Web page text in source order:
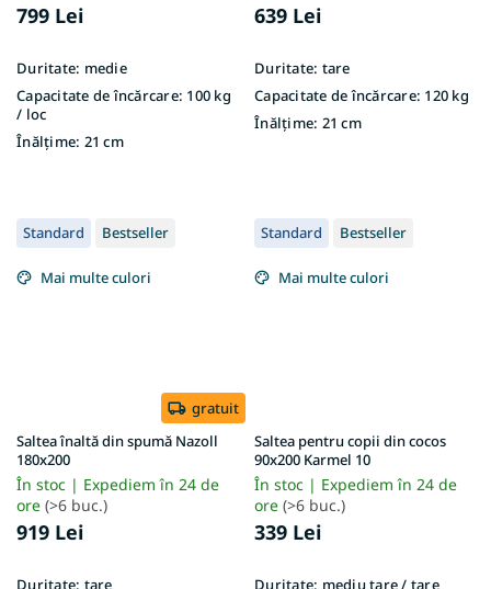
799 Lei
Duritate: medie
Capacitate de încărcare: 100 kg
/ loc
Înălțime: 21 cm
639 Lei
Duritate: tare
Capacitate de încărcare: 120 kg
Înălțime: 21 cm
Standard Bestseller
Mai multe culori
gratuit
Saltea înaltă din spumă Nazoll
180x200
În stoc | Expediem în 24 de
ore (>6 buc.)
919 Lei
Duritate: tare
Standard Bestseller
Mai multe culori
Saltea pentru copii din cocos
90x200 Karmel 10
În stoc | Expediem în 24 de
ore (>6 buc.)
339 Lei
Duritate: mediu tare / tare